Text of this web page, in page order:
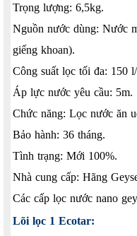
Trọng lượng: 6,5kg.
Nguồn nước dùng: Nước
giếng khoan).
Công suất lọc tối đa: 150
Áp lực nước yêu cầu: 5m.
Chức năng: Lọc nước ăn
Bảo hành: 36 tháng.
Tình trạng: Mới 100%.
Nhà cung cấp: Hãng
Các cấp lọc nước nano
Lõi lọc 1 Ecotar: